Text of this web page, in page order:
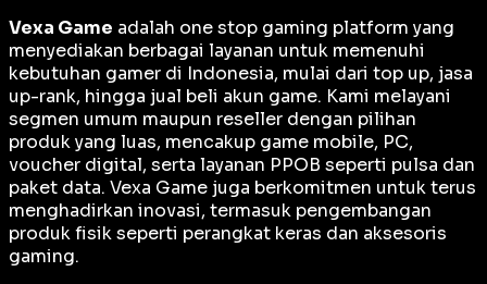
Vexa Game adalah one stop gaming platform yang
menyediakan berbagai layanan untuk memenuhi
kebutuhan gamer di Indonesia, mulai dari top up, jasa
up-rank, hingga jual beli akun game. Kami melayani
segmen umum maupun reseller dengan pilihan
produk yang luas, mencakup game mobile, PC,
voucher digital, serta layanan PPOB seperti pulsa dan
paket data. Vexa Game juga berkomitmen untuk terus
menghadirkan inovasi, termasuk pengembangan
produk fisik seperti perangkat keras dan aksesoris
gaming.